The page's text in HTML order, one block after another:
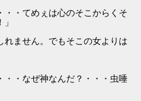
・・てめぇは心のそこからくそ
れません。でもそこの女よりは
・・なぜ神なんだ？・・・虫唾